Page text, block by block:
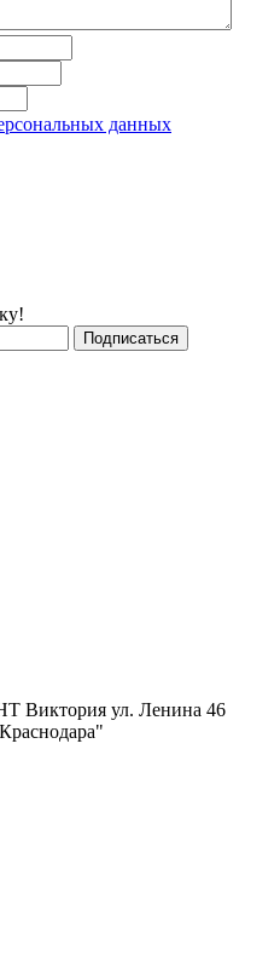
данных
Виктория ул. Ленина 46